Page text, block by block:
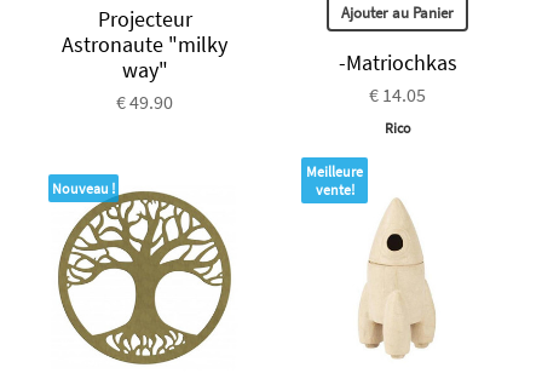
Projecteur
Astronaute "milky
way"
€ 49.90
Ajouter au Panier
-Matriochkas
€ 14.05
Rico
Nouveau !
Meilleure
vente!